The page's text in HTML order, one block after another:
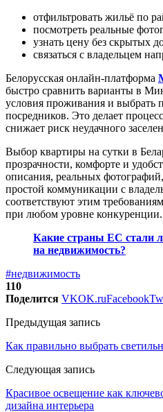
отфильтровать жильё по
посмотреть реальные
узнать цену без скрытых
связаться с владельцем
Белорусская онлайн-платформа
быстро сравнить варианты в
условия проживания и выбрать
посредников. Это делает
снижает риск неудачного
Выбор квартиры на сутки в
прозрачности, комфорте и
описания, реальных
простой коммуникации с
соответствуют этим
при любом уровне конкуренции.
Какие страны ЕС стали
на недвижимость?
#недвижимость
110
Поделится VKOK.ruFacebook
Предыдущая запись
Как правильно выбрать
Следующая запись
Красивое освещение как
дизайна интерьера